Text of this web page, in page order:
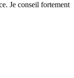
Je conseil fortement